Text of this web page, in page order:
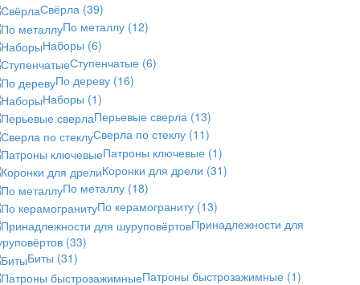
Свёрла (39)
По металлу (12)
Наборы (6)
Ступенчатые (6)
По дереву (16)
Наборы (1)
Перьевые сверла (13)
Сверла по стеклу (11)
Патроны ключевые (1)
Коронки для дрели (31)
По металлу (18)
По керамограниту (13)
Принадлежности для
(33)
Биты (31)
Патроны быстрозажимные (1)